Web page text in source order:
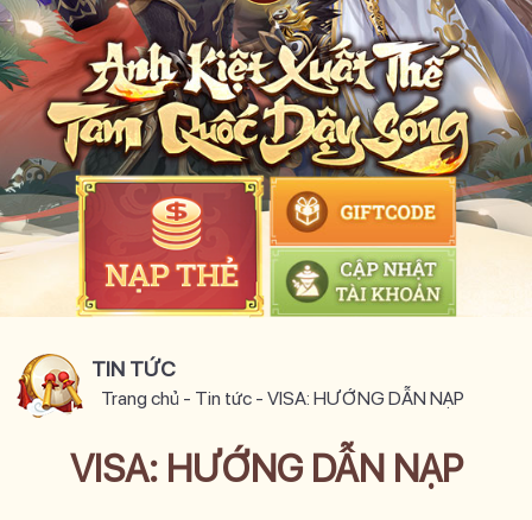
TIN TỨC
Trang chủ - Tin tức -VISA: HƯỚNG DẪN NẠP
VISA: HƯỚNG DẪN NẠP